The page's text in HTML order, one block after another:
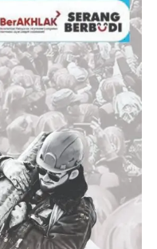
dan menyesali
justice collaborator
mana pelaku yang
negeri Jakarta Selatan
dengan berbagai
bukti dan memanfaatkan
terduga pelanggar
fakta yang